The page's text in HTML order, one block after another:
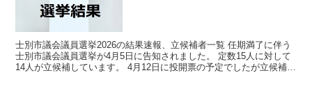
士別市議会議員選挙2026の結果速報、立候補者一覧 任期満了に伴う
士別市議会議員選挙が4月5日に告知されました。 定数15人に対して
14人が立候補しています。 4月12日に投開票の予定でしたが立候補者